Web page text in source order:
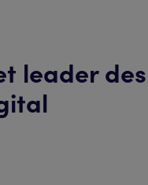
leader